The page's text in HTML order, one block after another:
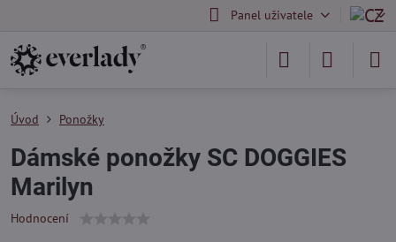
Panel uživatele
Úvod Ponožky
Dámské ponožky SC DOGGIES
Marilyn
Hodnocení